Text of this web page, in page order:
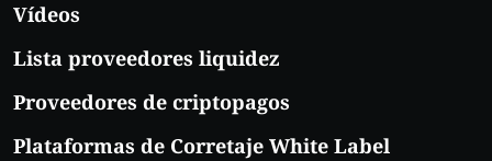
Vídeos
Lista proveedores liquidez
Proveedores de criptopagos
Plataformas de Corretaje White Label